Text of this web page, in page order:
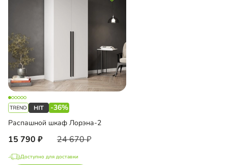
-36%
Распашной шкаф Лорэна-2
15 790 24 670
Доступно для доставки